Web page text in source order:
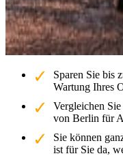
Sparen Sie bis
Wartung Ihres
Vergleichen
von Berlin für
Sie können
ist für Sie da,